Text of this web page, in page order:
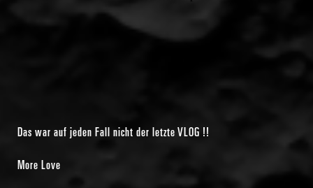
Das war auf jeden Fall nicht der letzte VLOG !!
More Love